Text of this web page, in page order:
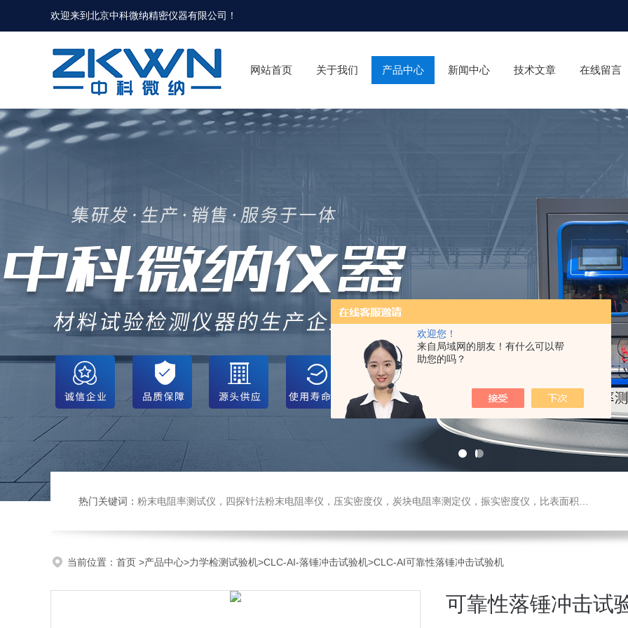
欢迎您！
来自局域网的朋友！有什么可以帮
助您的吗？
欢迎来到北京中科微纳精密仪器有限公司！
网站首页 关于我们 产品中心 新闻中心 技术文章 在线留言
热门关键词： 粉末电阻率测试仪，四探针法粉末电阻率仪，压实密度仪，炭块电阻率测定仪，振实密度仪，比表面积测试仪，真密度仪，炭块热膨胀仪，炭块透气率仪，炭块二氧化碳反应测定仪
当前位置： 首页 >产品中心>力学检测试验机>CLC-AI-落锤冲击试验机>CLC-AI可靠性落锤冲击试验机
可靠性落锤冲击试